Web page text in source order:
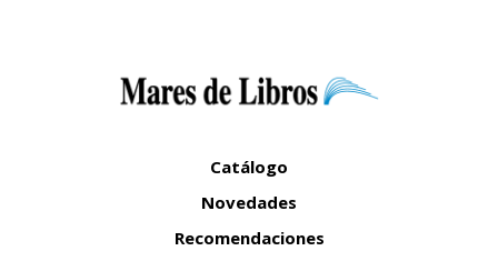
Catálogo
Novedades
Recomendaciones